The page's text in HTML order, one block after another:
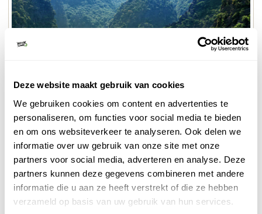
Deze website maakt gebruik van cookies
We gebruiken cookies om content en advertenties te
personaliseren, om functies voor social media te bieden
en om ons websiteverkeer te analyseren. Ook delen we
informatie over uw gebruik van onze site met onze
partners voor social media, adverteren en analyse. Deze
partners kunnen deze gegevens combineren met andere
informatie die u aan ze heeft verstrekt of die ze hebben
verzameld op basis van uw gebruik van hun services.
Ninhbinh
Je drijft tevens door drie grotten, waarvan de langste
125 meter lang en op sommige punten slechts 2 meter
hoog is. Vervolgens bezoek je de Bich Dong pagoda.
Uniek overnachten